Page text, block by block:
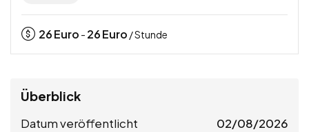
26Euro - 26Euro / Stunde
Überblick
Datum veröffentlicht 02/08/2026